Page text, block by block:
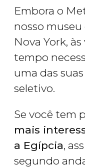
Embora o
nosso
Nova York,
tempo
uma das
seletivo.
Se você tem
mais
a Egípcia,
segundo